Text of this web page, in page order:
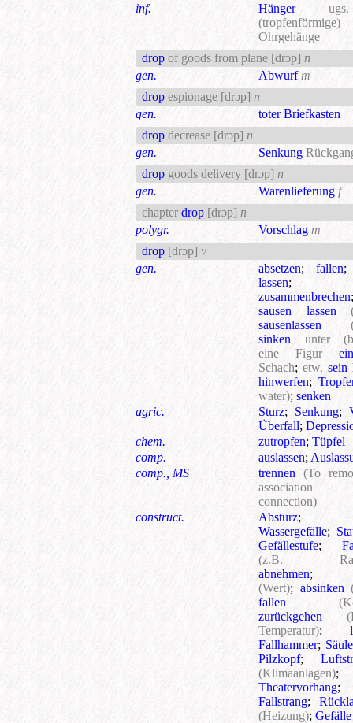
inf.
Hänger
(tropfenförmige)
Ohrgehänge
dropof goods from plane [drɔp] n
gen.
Abwurf m
dropespionage [drɔp] n
gen.
toter Briefkasten
dropdecrease [drɔp] n
gen.
Senkung
drop goods delivery [drɔp] n
gen.
Warenlieferung f
chapter drop [drɔp] n
polygr.
Vorschlag m
drop [drɔp] v
gen.
absetzen;fallen
lassen;
zusammenbrechen
sausen lassen
sausenlassen
sinken unter
eine Figur
Schach; etw. sein
hinwerfen;
water); senken
agric.
Sturz; Senkung;
Überfall;
chem.
zutropfen;Tüpfel
comp.
auslassen;
comp., MS
trennen
(To
connection)
construct.
Absturz
Wassergefälle;
Gefällestufe;
(z.B.
abnehmen;
(Wert); absinken
fallen
zurückgehen
Temperatur);
Fallhammer;
Pilzkopf;
(Klimaanlagen);
Theatervorhang;
Fallstrang;
(Heizung);Gefälle